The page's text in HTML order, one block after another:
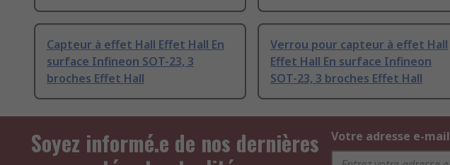
Capteur à effet Hall Effet Hall En
surface Infineon SOT-23, 3
broches Effet Hall
Verrou pour capteur à effet Hall
Effet Hall En surface Infineon
SOT-23, 3 broches Effet Hall
Soyez informé.e de nos dernières
Votre adresse e-mail